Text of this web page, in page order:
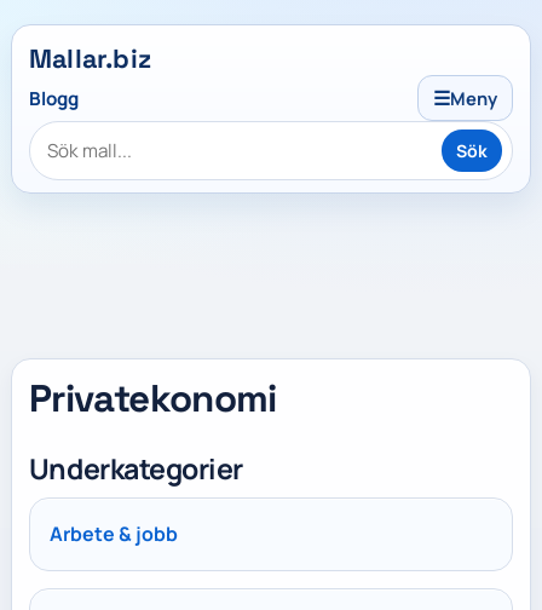
Mallar.biz
Blogg ☰Meny
Sök
Privatekonomi
Underkategorier
Arbete & jobb